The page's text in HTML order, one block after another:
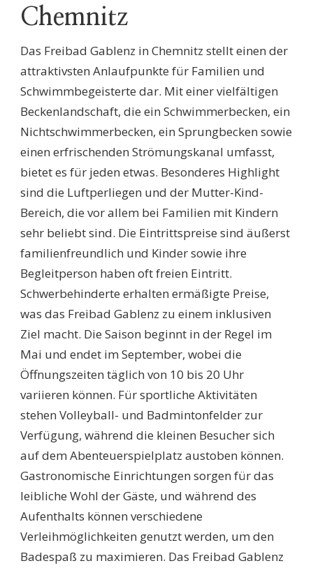
Chemnitz
Das Freibad Gablenz in Chemnitz stellt einen der
attraktivsten Anlaufpunkte für Familien und
Schwimmbegeisterte dar. Mit einer vielfältigen
Beckenlandschaft, die ein Schwimmerbecken, ein
Nichtschwimmerbecken, ein Sprungbecken sowie
einen erfrischenden Strömungskanal umfasst,
bietet es für jeden etwas. Besonderes Highlight
sind die Luftperliegen und der Mutter-Kind-
Bereich, die vor allem bei Familien mit Kindern
sehr beliebt sind. Die Eintrittspreise sind äußerst
familienfreundlich und Kinder sowie ihre
Begleitperson haben oft freien Eintritt.
Schwerbehinderte erhalten ermäßigte Preise,
was das Freibad Gablenz zu einem inklusiven
Ziel macht. Die Saison beginnt in der Regel im
Mai und endet im September, wobei die
Öffnungszeiten täglich von 10 bis 20 Uhr
variieren können. Für sportliche Aktivitäten
stehen Volleyball- und Badmintonfelder zur
Verfügung, während die kleinen Besucher sich
auf dem Abenteuerspielplatz austoben können.
Gastronomische Einrichtungen sorgen für das
leibliche Wohl der Gäste, und während des
Aufenthalts können verschiedene
Verleihmöglichkeiten genutzt werden, um den
Badespaß zu maximieren. Das Freibad Gablenz